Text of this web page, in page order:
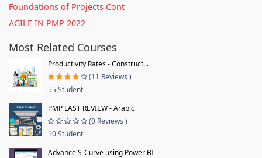
Foundations of Projects Cont
AGILE IN PMP 2022
Most Related Courses
Productivity Rates - Construct...
(11 Reviews )
55 Student
PMP LAST REVIEW - Arabic
(0 Reviews )
10 Student
Advance S-Curve using Power BI